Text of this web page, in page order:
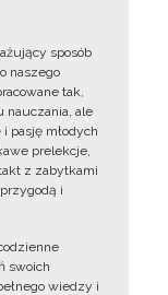
sposób
naszego
tak,
nauczania, ale
pasję młodych
prelekcje,
z zabytkami
i
swoich
wiedzy i